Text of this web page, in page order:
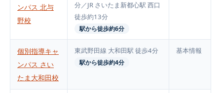
ンパス 北与
野校
分／JR さいたま新都心駅 西口
徒歩約13分
駅から徒歩約6分
個別指導キャ
ンパス さい
たま大和田校
東武野田線 大和田駅 徒歩4分
駅から徒歩約4分
基本情報